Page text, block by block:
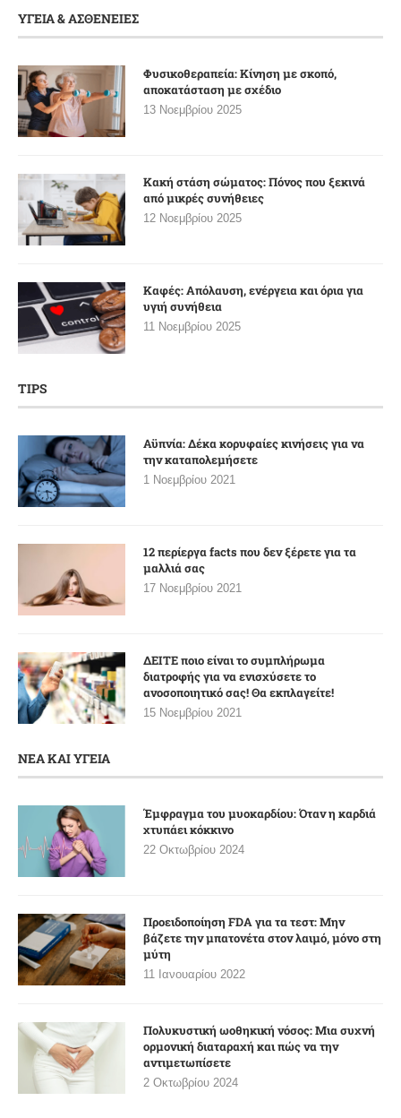
ΥΓΕΙΑ & ΑΣΘΕΝΕΙΕΣ
Φυσικοθεραπεία: Κίνηση με σκοπό,
αποκατάσταση με σχέδιο
13 Νοεμβρίου 2025
Κακή στάση σώματος: Πόνος που ξεκινά
από μικρές συνήθειες
12 Νοεμβρίου 2025
Καφές: Απόλαυση, ενέργεια και όρια για
υγιή συνήθεια
11 Νοεμβρίου 2025
TIPS
Αϋπνία: Δέκα κορυφαίες κινήσεις για να
την καταπολεμήσετε
1 Νοεμβρίου 2021
12 περίεργα facts που δεν ξέρετε για τα
μαλλιά σας
17 Νοεμβρίου 2021
ΔΕΙΤΕ ποιο είναι το συμπλήρωμα
διατροφής για να ενισχύσετε το
ανοσοποιητικό σας! Θα εκπλαγείτε!
15 Νοεμβρίου 2021
ΝΕΑ ΚΑΙ ΥΓΕΙΑ
Έμφραγμα του μυοκαρδίου: Όταν η καρδιά
χτυπάει κόκκινο
22 Οκτωβρίου 2024
Προειδοποίηση FDA για τα τεστ: Μην
βάζετε την μπατονέτα στον λαιμό, μόνο στη
μύτη
11 Ιανουαρίου 2022
Πολυκυστική ωοθηκική νόσος: Μια συχνή
ορμονική διαταραχή και πώς να την
αντιμετωπίσετε
2 Οκτωβρίου 2024